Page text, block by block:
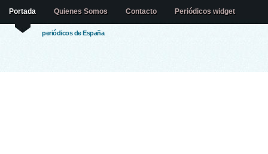
periódicos de España
Portada Quienes Somos Contacto Periódicos widget